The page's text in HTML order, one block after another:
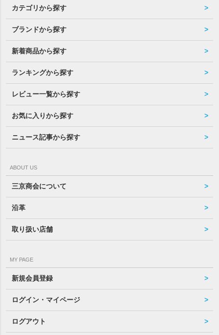
カテゴリから探す
ブランドから探す
新着商品から探す
ランキングから探す
レビュー一覧から探す
お気に入りから探す
ニュース記事から探す
ABOUT US
三京商会について
沿革
取り扱い店舗
MY PAGE
新規会員登録
ログイン・マイページ
ログアウト